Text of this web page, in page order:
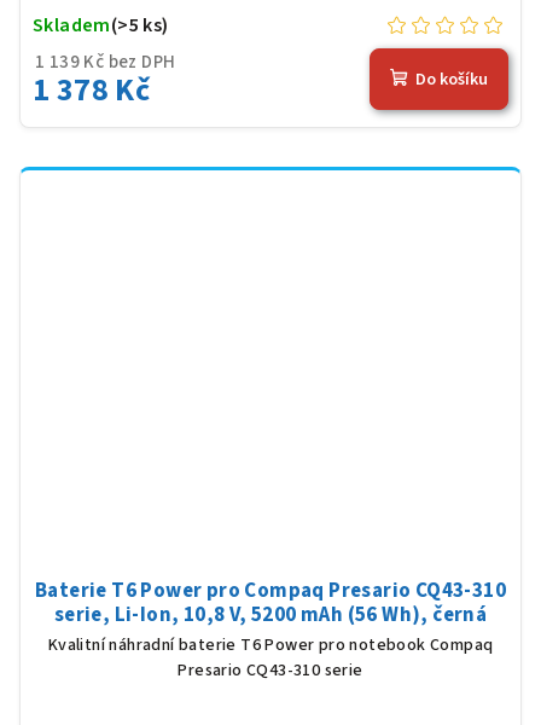
1 139 Kč bez DPH
1 378 Kč
Skladem(>5 ks)
Do košíku
Baterie T6 Power pro Compaq Presario CQ43-310
serie, Li-Ion, 10,8 V, 5200 mAh (56 Wh), černá
Kvalitní náhradní baterie T6 Power pro notebook Compaq
Presario CQ43-310 serie